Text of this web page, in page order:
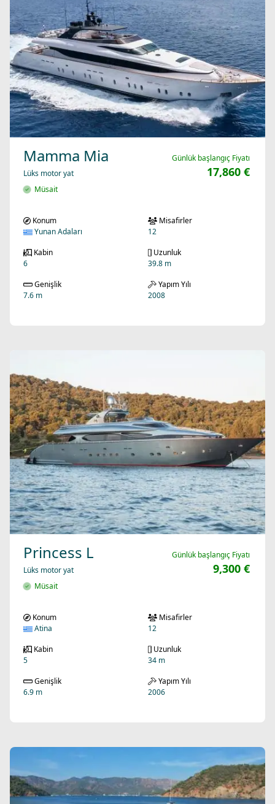
Mamma Mia
Lüks motor yat
Müsait
Günlük başlangıç Fiyatı
17,860 €
Konum
Yunan Adaları
Misafirler
12
Kabin
6
Uzunluk
39.8 m
Genişlik
7.6 m
Yapım Yılı
2008
Princess L
Lüks motor yat
Müsait
Günlük başlangıç Fiyatı
9,300 €
Konum
Atina
Misafirler
12
Kabin
5
Uzunluk
34 m
Genişlik
6.9 m
Yapım Yılı
2006